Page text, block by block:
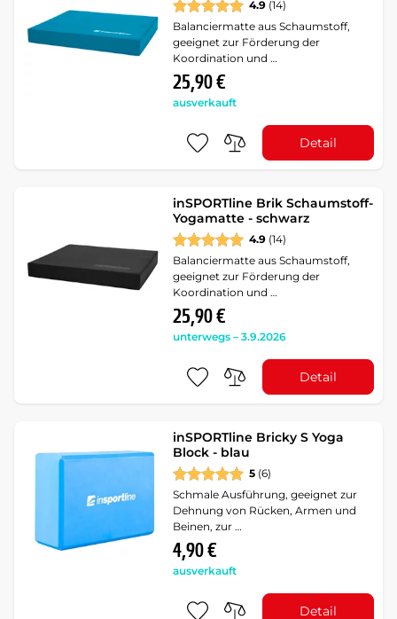
4.9 (14)
Balanciermatte aus Schaumstoff,
geeignet zur Förderung der
Koordination und …
25,90 €
ausverkauft
Detail
inSPORTline Brik Schaumstoff-
Yogamatte - schwarz
4.9 (14)
Balanciermatte aus Schaumstoff,
geeignet zur Förderung der
Koordination und …
25,90 €
unterwegs – 3.9.2026
Detail
inSPORTline Bricky S Yoga
Block - blau
5 (6)
Schmale Ausführung, geeignet zur
Dehnung von Rücken, Armen und
Beinen, zur …
4,90 €
ausverkauft
Detail